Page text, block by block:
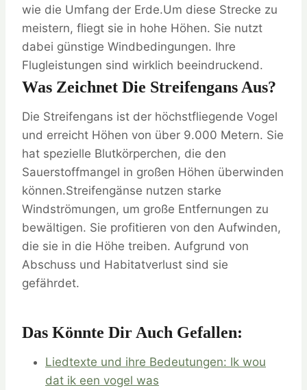
wie die Umfang der Erde.Um diese Strecke zu
meistern, fliegt sie in hohe Höhen. Sie nutzt
dabei günstige Windbedingungen. Ihre
Flugleistungen sind wirklich beeindruckend.
Was Zeichnet Die Streifengans Aus?
Die Streifengans ist der höchstfliegende Vogel
und erreicht Höhen von über 9.000 Metern. Sie
hat spezielle Blutkörperchen, die den
Sauerstoffmangel in großen Höhen überwinden
können.Streifengänse nutzen starke
Windströmungen, um große Entfernungen zu
bewältigen. Sie profitieren von den Aufwinden,
die sie in die Höhe treiben. Aufgrund von
Abschuss und Habitatverlust sind sie
gefährdet.
Das Könnte Dir Auch Gefallen:
Liedtexte und ihre Bedeutungen: Ik wou
dat ik een vogel was